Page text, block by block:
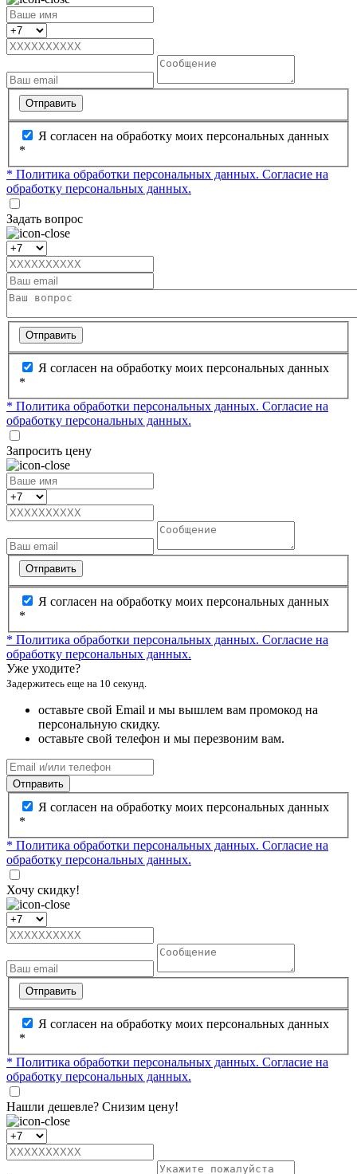
Отправить
Я согласен на обработку моих персональных данных
*
* Политика обработки персональных данных. Согласие на
обработку персональных данных.
Задать вопрос
Отправить
Я согласен на обработку моих персональных данных
*
* Политика обработки персональных данных. Согласие на
обработку персональных данных.
Запросить цену
Отправить
Я согласен на обработку моих персональных данных
*
* Политика обработки персональных данных. Согласие на
обработку персональных данных.
Уже уходите?
Задержитесь еще на 10 секунд.
оставьте свой Email и мы вышлем вам промокод на
персональную скидку.
оставьте свой телефон и мы перезвоним вам.
Отправить
Я согласен на обработку моих персональных данных
*
* Политика обработки персональных данных. Согласие на
обработку персональных данных.
Хочу скидку!
Отправить
Я согласен на обработку моих персональных данных
*
* Политика обработки персональных данных. Согласие на
обработку персональных данных.
Нашли дешевле? Снизим цену!